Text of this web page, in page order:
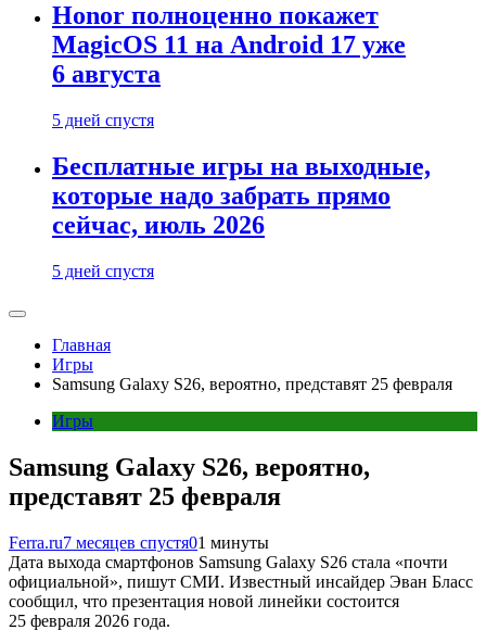
Honor полноценно покажет
MagicOS 11 на Android 17 уже
6 августа
5 дней спустя
Бесплатные игры на выходные,
которые надо забрать прямо
сейчас, июль 2026
5 дней спустя
Главная
Игры
Samsung Galaxy S26, вероятно, представят 25 февраля
Игры
Samsung Galaxy S26, вероятно,
представят 25 февраля
Ferra.ru7 месяцев спустя01 минуты
Дата выхода смартфонов Samsung Galaxy S26 стала «почти
официальной», пишут СМИ. Известный инсайдер Эван Бласс
сообщил, что презентация новой линейки состоится
25 февраля 2026 года.